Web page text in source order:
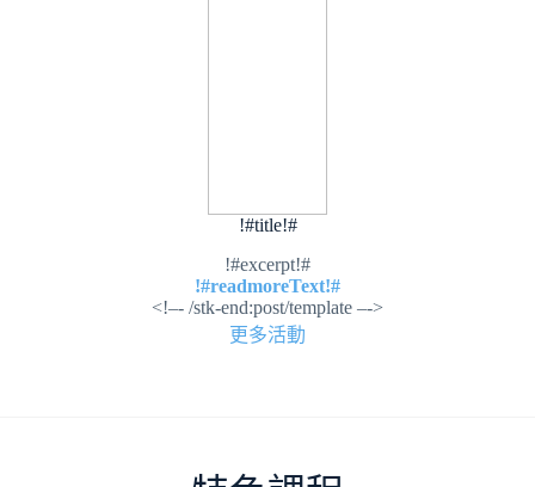
!#title!#
!#excerpt!#
!#readmoreText!#
<!–- /stk-end:post/template –->
更多活動